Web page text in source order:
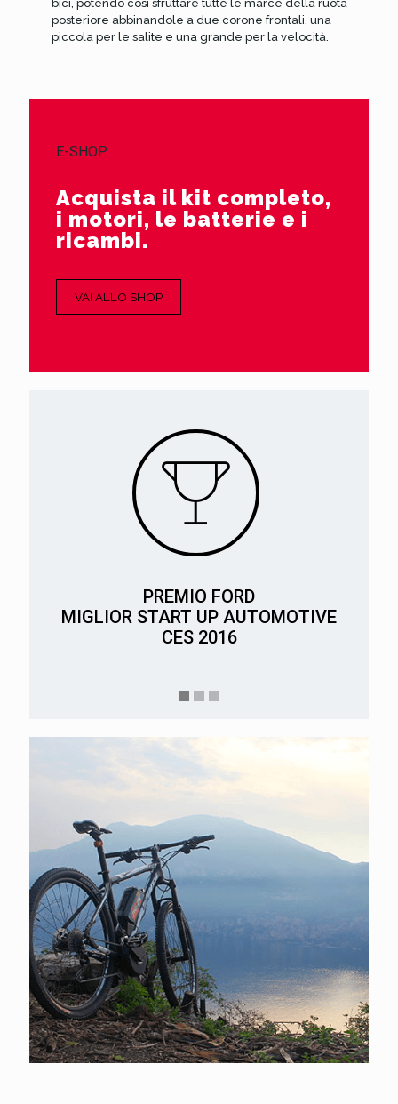
bici, potendo così sfruttare tutte le marce della ruota
posteriore abbinandole a due corone frontali, una
piccola per le salite e una grande per la velocità.
E-SHOP
Acquista il kit completo,
i motori, le batterie e i
ricambi.
PREMIO FORD
MIGLIOR START UP AUTOMOTIVE
CES 2016